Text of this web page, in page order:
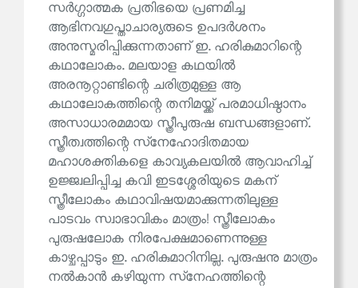
സർഗ്ഗാത്മക പ്രതിഭയെ പ്രണമിച്ച
ആഭിനവഗുപ്താചാര്യരുടെ ഉപദർശനം
അനുസ്മരിപ്പിക്കുന്നതാണ് ഇ. ഹരികുമാറിന്റെ
കഥാലോകം. മലയാള കഥയിൽ
അരനൂറ്റാണ്ടിന്റെ ചരിത്രമുള്ള ആ
കഥാലോകത്തിന്റെ തനിമയ്ക്ക് പരമാധിഷ്ഠാനം
അസാധാരമമായ സ്ത്രീപുരുഷ ബന്ധങ്ങളാണ്.
സ്ത്രീത്വത്തിന്റെ സ്‌നേഹോദിതമായ
മഹാശക്തികളെ കാവ്യകലയിൽ ആവാഹിച്ച്
ഉജ്ജ്വലിപ്പിച്ച കവി ഇടശ്ശേരിയുടെ മകന്
സ്ത്രീലോകം കഥാവിഷയമാക്കുന്നതിലുള്ള
പാടവം സ്വാഭാവികം മാത്രം! സ്ത്രീലോകം
പുരുഷലോക നിരപേക്ഷമാണെന്നുള്ള
കാഴ്ചപ്പാടും ഇ. ഹരികുമാറിനില്ല. പുരുഷനു മാത്രം
നൽകാൻ കഴിയുന്ന സ്‌നേഹത്തിന്റെ